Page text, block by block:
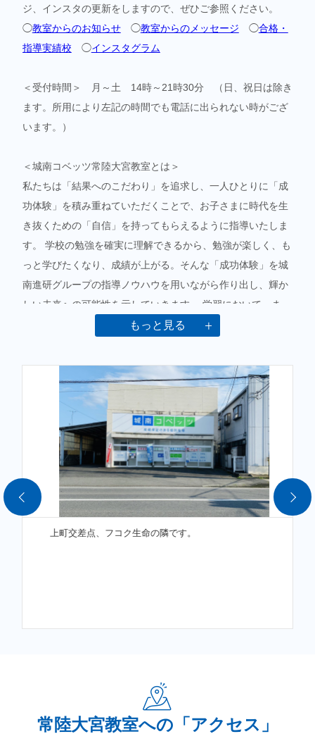
ジ、インスタの更新をしますので、ぜひご参照ください。
◯教室からのお知らせ◯教室からのメッセージ ◯合格・
指導実績校
◯インスタグラム
＜受付時間＞ 月～土 14時～21時30分 （日、祝日は除き
ます。所用により左記の時間でも電話に出られない時がござ
います。）
＜城南コベッツ常陸大宮教室とは＞
私たちは「結果へのこだわり」を追求し、一人ひとりに「成
功体験」を積み重ねていただくことで、お子さまに時代を生
き抜くための「自信」を持ってもらえるように指導いたしま
す。 学校の勉強を確実に理解できるから、勉強が楽しく、も
っと学びたくなり、成績が上がる。そんな「成功体験」を城
南進研グループの指導ノウハウを用いながら作り出し、輝か
しい未来への可能性を示していきます。 学習において、ま
た、進路についてお悩みのことがありましたら、私たち城南
＜感染症対策につきまして＞
生徒の皆様に安心してご通塾いただけるよう、感染症拡大防
止対応を徹底した上で、対面を含めた指導を行っておりま
◯飛沫対策
・授業ブースにアクリル板設置
・マスク着用の義務
◯感染対策
もっと見る
上町交差点、フコク生命の隣です。
常陸大宮教室への「アクセス」